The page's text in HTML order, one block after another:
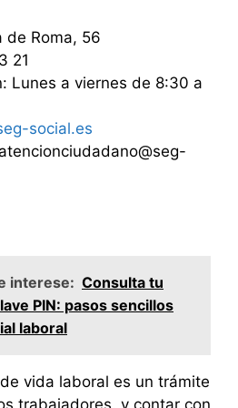
de Roma, 56
21
Lunes a viernes de 8:30 a
social.es
interese: Consulta tu
PIN: pasos sencillos
laboral
vida laboral es un trámite